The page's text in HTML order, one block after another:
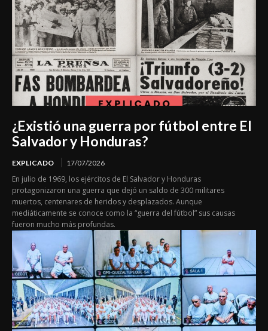
¿Existió una guerra por fútbol entre El
Salvador y Honduras?
EXPLICADO 17/07/2026
En julio de 1969, los ejércitos de El Salvador y Honduras
protagonizaron una guerra que dejó un saldo de 300 militares
muertos, centenares de heridos y desplazados. Aunque
mediáticamente se conoce como la “guerra del fútbol” sus causas
fueron mucho más profundas.